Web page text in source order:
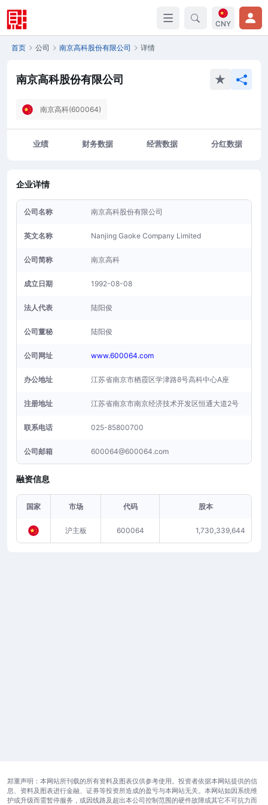
CNY
首页 公司 南京高科股份有限公司 详情
南京高科股份有限公司
南京高科(600064)
业绩 财务数据 经营数据 分红数据
企业详情
公司名称 南京高科股份有限公司
英文名称 Nanjing Gaoke Company Limited
公司简称 南京高科
成立日期 1992-08-08
法人代表 陆阳俊
公司董秘 陆阳俊
公司网址 www.600064.com
办公地址 江苏省南京市栖霞区学津路8号高科中心A座
注册地址 江苏省南京市南京经济技术开发区恒通大道2号
联系电话 025-85800700
公司邮箱 600064@600064.com
融资信息
国家 市场 代码 股本
沪主板 600064 1,730,339,644
郑重声明：本网站所刊载的所有资料及图表仅供参考使用。投资者依据本网站提供的信
息、资料及图表进行金融、证券等投资所造成的盈亏与本网站无关。本网站如因系统维
护或升级而需暂停服务，或因线路及超出本公司控制范围的硬件故障或其它不可抗力而